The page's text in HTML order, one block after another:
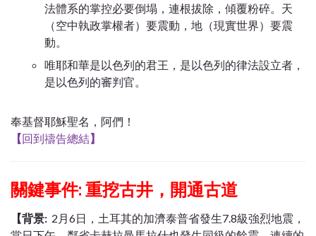
法體系的掌控必要倒塌，連根拔除，傾覆粉碎。天
（空中執政掌權者）要震動，地（現實世界）要震
動。
唯耶和華是以色列的君王，是以色列的律法設立者，
是以色列的審判官。
奉基督耶穌聖名，阿們！
【回到禱告總結】
關鍵事件: 重挖古井，開通古道
【背景: 2月6日，土耳其的加濟泰普省發生7.8級強烈地震，